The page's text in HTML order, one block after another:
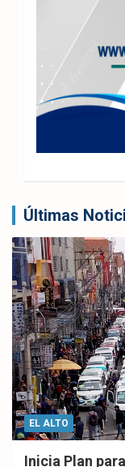
Últimas
EL ALTO
Inicia Plan